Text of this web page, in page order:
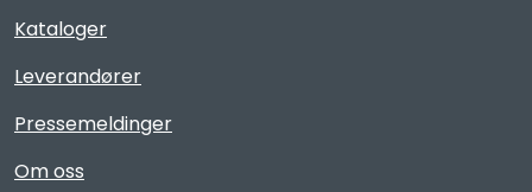
Kataloger
Leverandører
Pressemeldinger
Om oss